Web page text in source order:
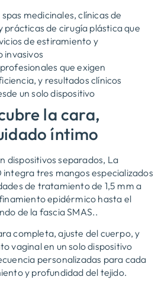
medicinales, clínicas de
prácticas de cirugía plástica que
de estiramiento y
invasivos
que exigen
y resultados clínicos
un solo dispositivo
la cara,
íntimo
dispositivos separados, La
integra tres mangos especializados
de tratamiento de 1,5 mm a
epidérmico hasta el
de la fascia SMAS..
completa, ajuste del cuerpo, y
vaginal en un solo dispositivo
personalizadas para cada
y profundidad del tejido.